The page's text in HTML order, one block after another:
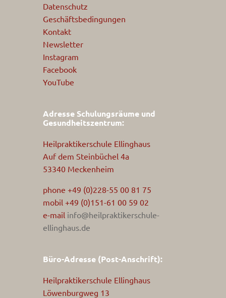
Datenschutz
Geschäftsbedingungen
Kontakt
Newsletter
Instagram
Facebook
YouTube
Adresse Schulungsräume und
Gesundheitszentrum:
Heilpraktikerschule Ellinghaus
Auf dem Steinbüchel 4a
53340 Meckenheim
phone +49 (0)228-55 00 81 75
mobil +49 (0)151-61 00 59 02
e-mail info@heilpraktikerschule-
ellinghaus.de
Büro-Adresse (Post-Anschrift):
Heilpraktikerschule Ellinghaus
Löwenburgweg 13